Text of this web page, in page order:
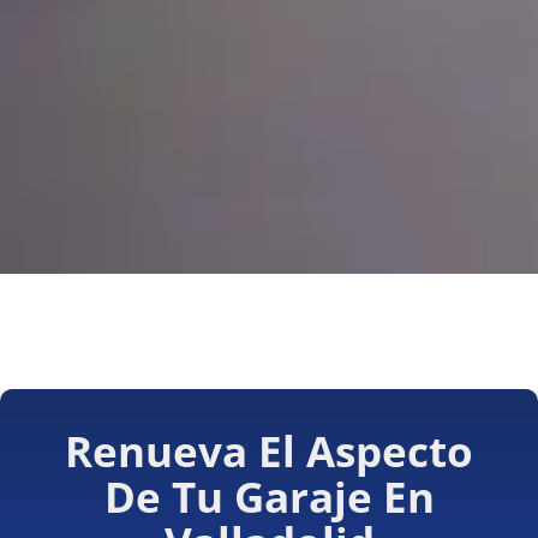
Renueva El Aspecto
De Tu Garaje En